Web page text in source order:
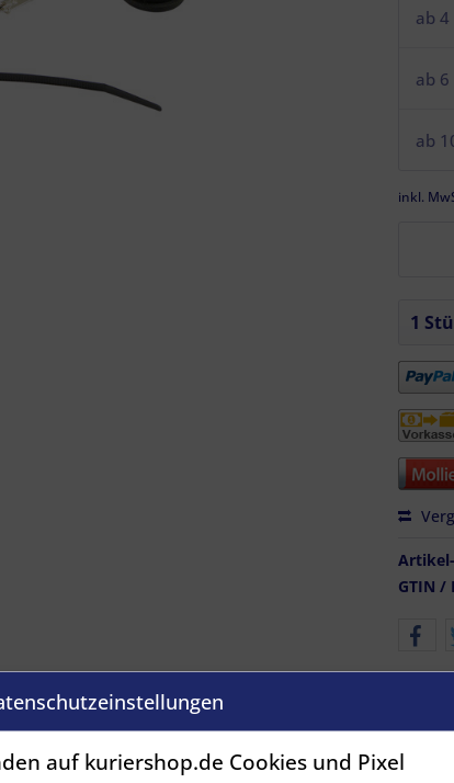
ab 4
ab 6
ab
inkl.
GTIN /
auf kuriershop.de Cookies und Pixel